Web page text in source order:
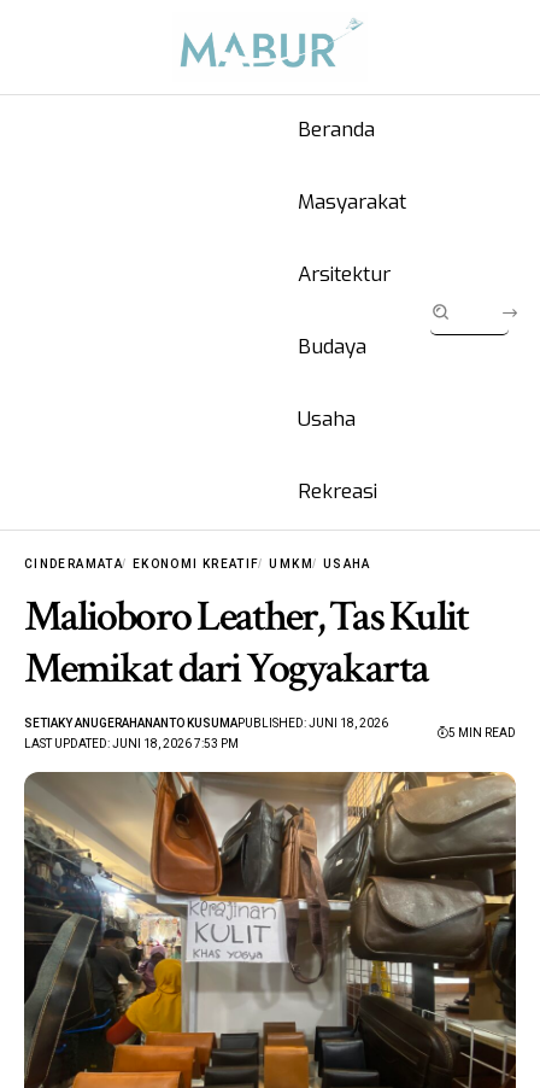
Beranda
Masyarakat
Arsitektur
Budaya
Usaha
Rekreasi
CINDERAMATA EKONOMI KREATIF UMKM USAHA
Malioboro Leather, Tas Kulit
Memikat dari Yogyakarta
LAST UPDATED: JUNI 18, 2026 7:53 PM
SETIAKY ANUGERAHANANTO KUSUMAPUBLISHED: JUNI 18, 2026
5 MIN READ